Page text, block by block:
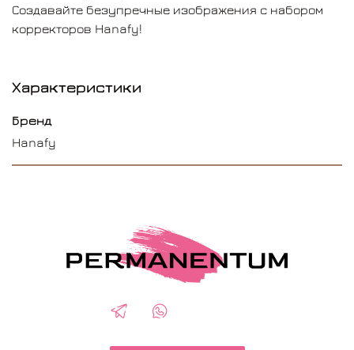
Создавайте безупречные изображения с набором
корректоров Hanafy!
Характеристики
Бренд
Hanafy